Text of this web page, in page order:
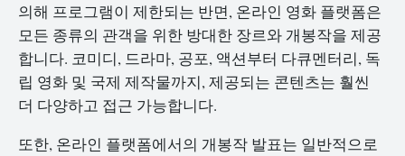
의해 프로그램이 제한되는 반면, 온라인 영화 플랫폼은
모든 종류의 관객을 위한 방대한 장르와 개봉작을 제공
합니다. 코미디, 드라마, 공포, 액션부터 다큐멘터리, 독
립 영화 및 국제 제작물까지, 제공되는 콘텐츠는 훨씬
더 다양하고 접근 가능합니다.
또한, 온라인 플랫폼에서의 개봉작 발표는 일반적으로